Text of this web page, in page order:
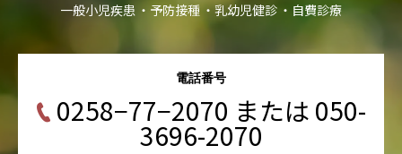
一般小児疾患
予防接種 乳幼児健診 自費診療
電話番号
0258−77−2070 または 050-
3696-2070